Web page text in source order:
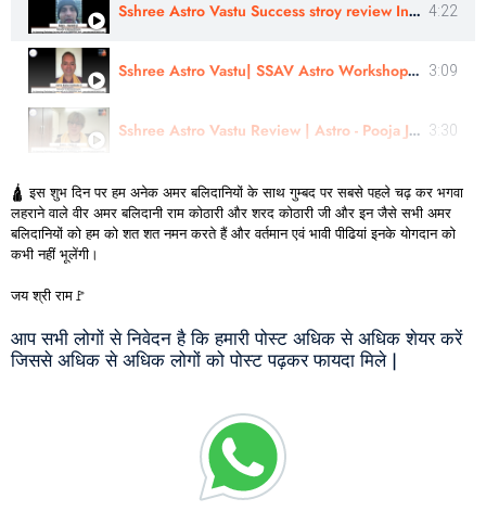
Sshree Astro Vastu Success stroy review In Hindi - Astro Harshit Ji 4:22
Sshree Astro Vastu| SSAV Astro Workshop & Panchang Rahasyam Course Review | Astro- Kishor Konkane Ji 3:09
Sshree Astro Vastu Review | Astro - Pooja Ji Review | Hindi 3:30
🛕 इस शुभ दिन पर हम अनेक अमर बलिदानियों के साथ गुम्बद पर सबसे पहले चढ़ कर भगवा
लहराने वाले वीर अमर बलिदानी राम कोठारी और शरद कोठारी जी और इन जैसे सभी अमर
बलिदानियों को हम को शत शत नमन करते हैं और वर्तमान एवं भावी पीढियां इनके योगदान को
कभी नहीं भूलेंगी।
जय श्री राम🚩
आप सभी लोगों से निवेदन है कि हमारी पोस्ट अधिक से अधिक शेयर करें
जिससे अधिक से अधिक लोगों को पोस्ट पढ़कर फायदा मिले |